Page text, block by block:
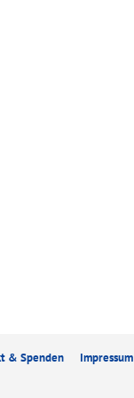
& Spenden Impressum